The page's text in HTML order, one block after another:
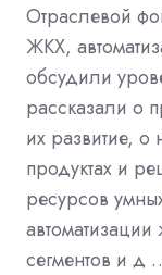
Отраслевой
ЖКХ,
обсудили
рассказали о
их развитие, о
продуктах и
ресурсов
сегментов и д